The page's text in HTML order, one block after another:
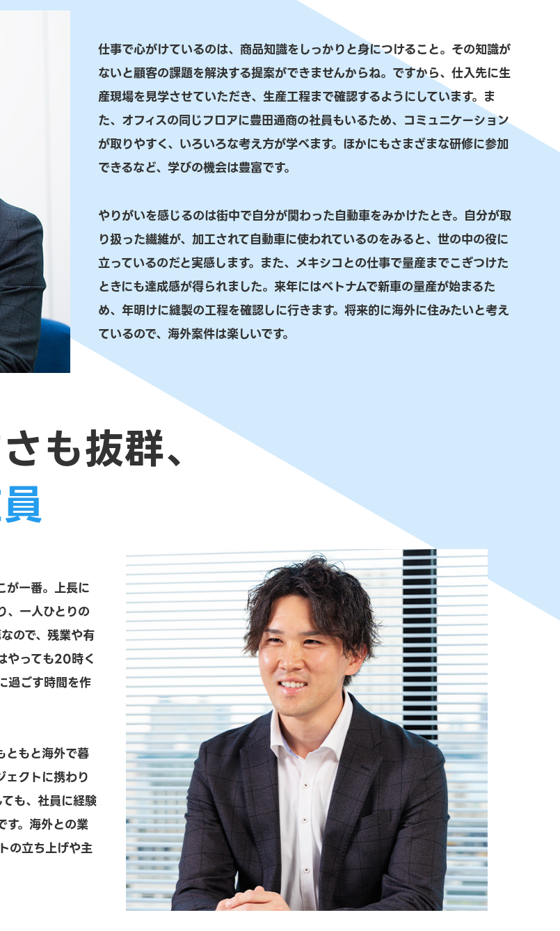
仕事で心がけているのは、商品知識をしっかりと身につけること。その知識が
ないと顧客の課題を解決する提案ができませんからね。ですから、仕入先に生
産現場を見学させていただき、生産工程まで確認するようにしています。ま
た、オフィスの同じフロアに豊田通商の社員もいるため、コミュニケーション
が取りやすく、いろいろな考え方が学べます。ほかにもさまざまな研修に参加
できるなど、学びの機会は豊富です。
やりがいを感じるのは街中で自分が関わった自動車をみかけたとき。自分が取
り扱った繊維が、加工されて自動車に使われているのをみると、世の中の役に
立っているのだと実感します。また、メキシコとの仕事で量産までこぎつけた
ときにも達成感が得られました。来年にはベトナムで新車の量産が始まるた
め、年明けに縫製の工程を確認しに行きます。将来的に海外に住みたいと考え
ているので、海外案件は楽しいです。
も抜群、
が一番。上長に
、一人ひとりの
ので、残業や有
やっても20時く
過ごす時間を作
ともと海外で暮
ェクトに携わり
も、社員に経験
す。海外との業
の立ち上げや主